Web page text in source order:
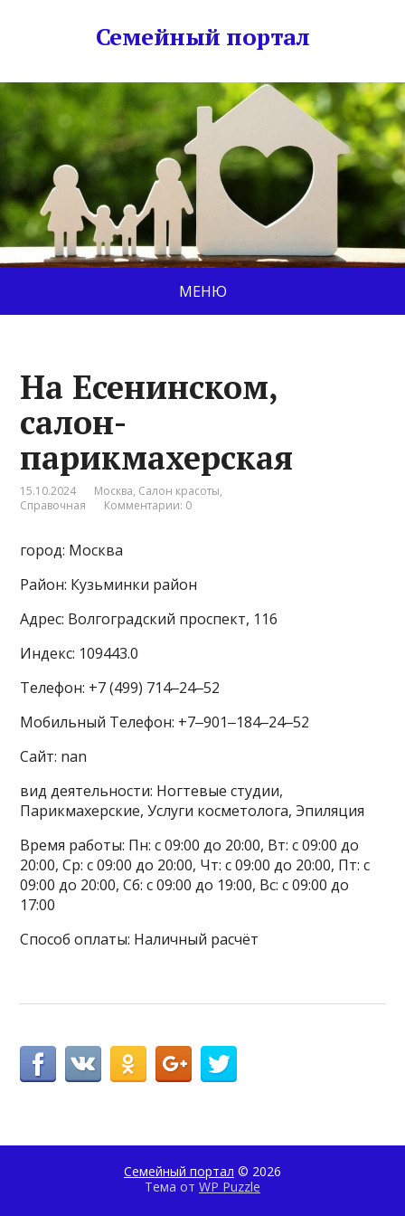
Семейный портал
МЕНЮ
На Есенинском,
салон-
парикмахерская
15.10.2024 Москва, Салон красоты,
Справочная
Комментарии: 0
город: Москва
Район: Кузьминки район
Адрес: Волгоградский проспект, 116
Индекс: 109443.0
Телефон: +7 (499) 714‒24‒52
Мобильный Телефон: +7‒901‒184‒24‒52
Сайт: nan
вид деятельности: Ногтевые студии,
Парикмахерские, Услуги косметолога, Эпиляция
Время работы: Пн: с 09:00 до 20:00, Вт: с 09:00 до
20:00, Ср: с 09:00 до 20:00, Чт: с 09:00 до 20:00, Пт: с
09:00 до 20:00, Сб: с 09:00 до 19:00, Вс: с 09:00 до
17:00
Способ оплаты: Наличный расчёт
Семейный портал © 2026
Тема от WP Puzzle